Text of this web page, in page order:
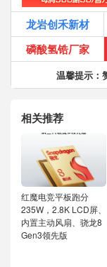
龙岩创禾新材
磷酸氢锆厂家
温馨提示：
相关推荐
红魔电竞平板跑分
235W，2.8K LCD屏、
内置主动风扇、骁龙8
Gen3领先版